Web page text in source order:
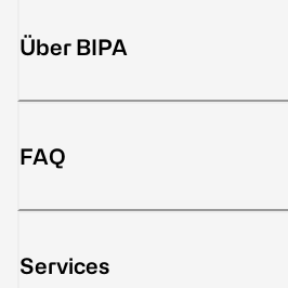
Über BIPA
FAQ
Services